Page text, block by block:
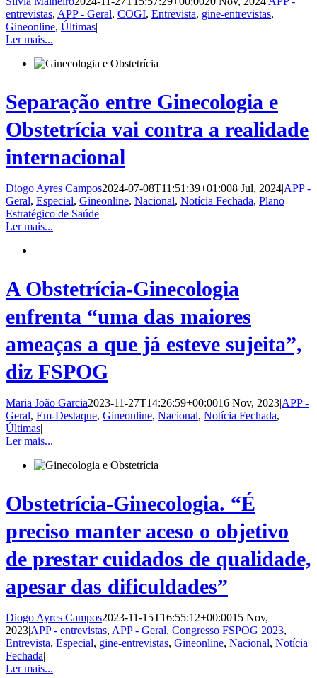
entrevistas, APP - Geral, COGI, Entrevista, gine-entrevistas,
Gineonline, Últimas|
Ler mais...
Separação entre Ginecologia e
Obstetrícia vai contra a realidade
internacional
Diogo Ayres Campos2024-07-08T11:51:39+01:008 Jul, 2024|APP -
Geral, Especial, Gineonline, Nacional, Notícia Fechada, Plano
Estratégico de Saúde|
Ler mais...
A Obstetrícia-Ginecologia
enfrenta “uma das maiores
ameaças a que já esteve sujeita”,
diz FSPOG
Maria João Garcia2023-11-27T14:26:59+00:0016 Nov, 2023|APP -
Geral, Em-Destaque, Gineonline, Nacional, Notícia Fechada,
Últimas|
Ler mais...
Obstetrícia-Ginecologia. “É
preciso manter aceso o objetivo
de prestar cuidados de qualidade,
apesar das dificuldades”
Diogo Ayres Campos2023-11-15T16:55:12+00:0015 Nov,
2023|APP - entrevistas, APP - Geral, Congresso FSPOG 2023,
Entrevista, Especial, gine-entrevistas, Gineonline, Nacional, Notícia
Fechada|
Ler mais...